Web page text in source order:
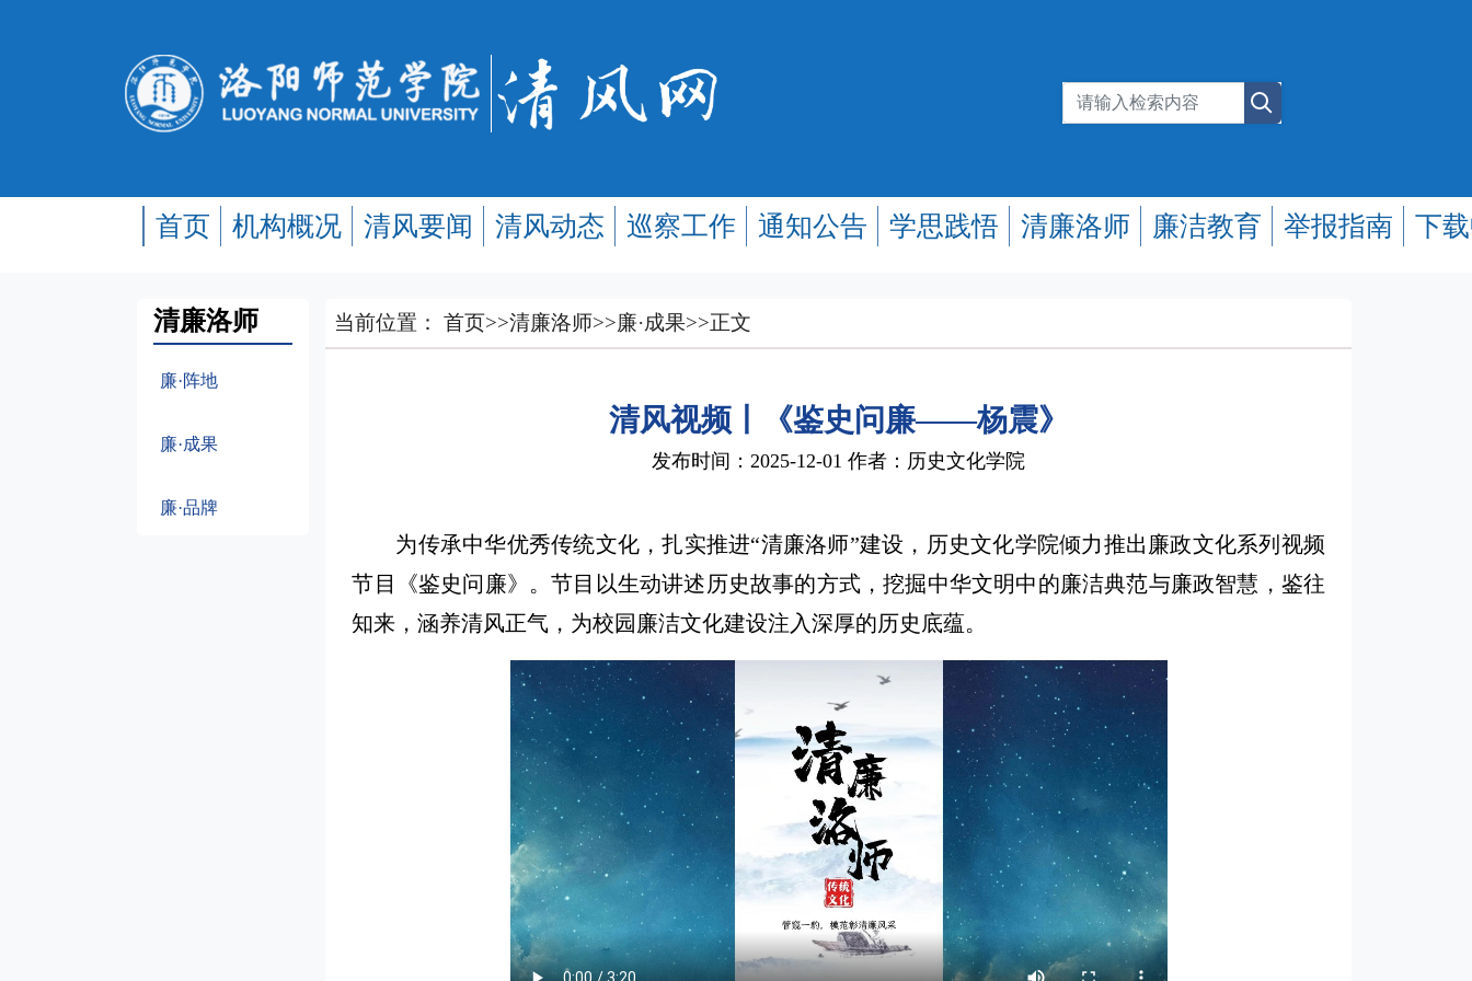
首页 机构概况 清风要闻 清风动态 巡察工作 通知公告 学思践悟 清廉洛师 廉洁教育 举报指南 下
清廉洛师
廉·阵地
廉·成果
廉·品牌
当前位置：首页>>清廉洛师>>廉·成果>>正文
​清风视频丨《鉴史问廉——杨震》
发布时间：2025-12-01 作者：历史文化学院
为传承中华优秀传统文化，扎实推进“清廉洛师”建设，历史文化学院倾力推出廉政文化系列视频
节目《鉴史问廉》。节目以生动讲述历史故事的方式，挖掘中华文明中的廉洁典范与廉政智慧，鉴往
知来，涵养清风正气，为校园廉洁文化建设注入深厚的历史底蕴。